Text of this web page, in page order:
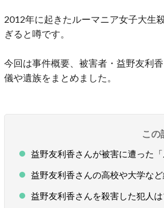
2012年に起きたルーマニア女子大生
ぎると噂です。
今回は事件概要、被害者・益野友利
儀や遺族をまとめました。
この
益野友利香さんが被害に遭った
益野友利香さんの高校や大学な
益野友利香さんを殺害した犯人